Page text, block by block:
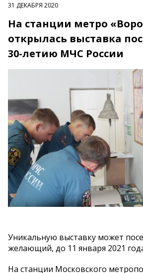
31 ДЕКАБРЯ 2020
На станции метро
открылась выставка
30-летию МЧС России
Уникальную выставку может
желающий, до 11 января 2021
На станции Московского